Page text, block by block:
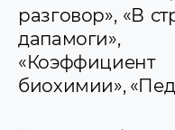
разговор», «В
дапамоги»,
биохимии»,